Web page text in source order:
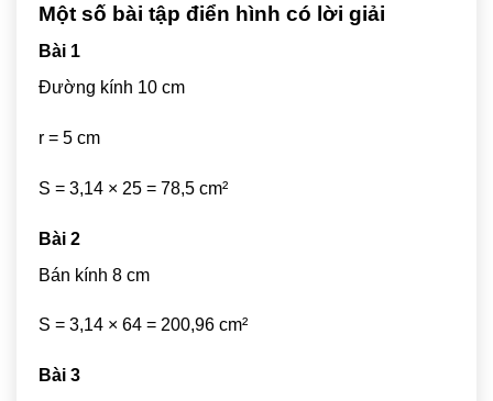
Một số bài tập điển hình có lời giải
Bài 1
Đường kính 10 cm
r = 5 cm
S = 3,14 × 25 = 78,5 cm²
Bài 2
Bán kính 8 cm
S = 3,14 × 64 = 200,96 cm²
Bài 3